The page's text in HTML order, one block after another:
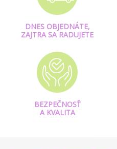
DNES OBJEDNÁTE,
ZAJTRA SA RADUJETE
BEZPEČNOSŤ
A KVALITA